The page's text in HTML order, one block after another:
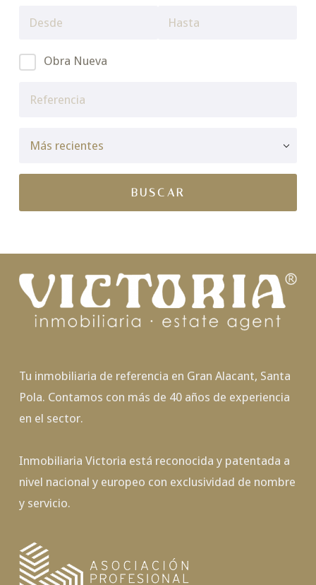
Obra Nueva
Tu inmobiliaria de referencia en Gran Alacant, Santa
Pola. Contamos con más de 40 años de experiencia
en el sector.
Inmobiliaria Victoria está reconocida y patentada a
nivel nacional y europeo con exclusividad de nombre
y servicio.